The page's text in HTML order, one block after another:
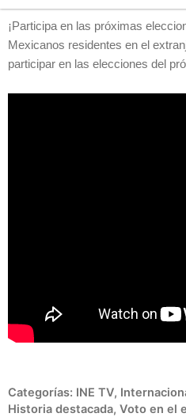
¡Participa en las próximas
Mexicanos residentes en el
participar en las elecciones del
Categorías: INE TV,
Historia destacada, Voto en el